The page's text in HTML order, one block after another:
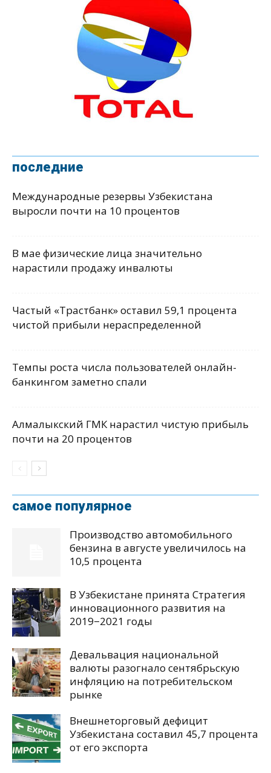
последние
Международные резервы Узбекистана
выросли почти на 10 процентов
В мае физические лица значительно
нарастили продажу инвалюты
Частый «Трастбанк» оставил 59,1 процента
чистой прибыли нераспределенной
Темпы роста числа пользователей онлайн-
банкингом заметно спали
Алмалыкский ГМК нарастил чистую прибыль
почти на 20 процентов
самое популярное
Производство автомобильного
бензина в августе увеличилось на
10,5 процента
В Узбекистане принята Стратегия
инновационного развития на
2019−2021 годы
Девальвация национальной
валюты разогнало сентябрьскую
инфляцию на потребительском
рынке
Внешнеторговый дефицит
Узбекистана составил 45,7 процента
от его экспорта